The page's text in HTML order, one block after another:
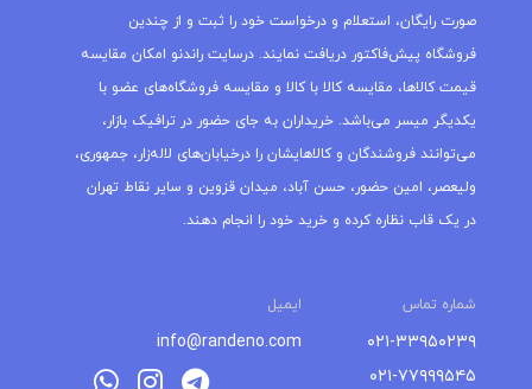
صورت رایگان، استعلام و درخواست خود را ثبت و از چندین
فروشگاه پیش‌فاکتور دریافت نمایند. درسایت راندنو امکان مقایسه
قیمت کالاها، مقایسه کالا با کالا و مقایسه فروشگاه‌های عضو با
یکدیگر میسر می‌باشد. خریداران به جای حضور در ترافیک بازار،
می‌توانند فروشندگان و کالاهایشان را درخیابان‌های لاله‌زار، جمهوری،
ولیعصر، امین حضور، حسن آباد، میدان قزوین و سایر نقاط تهران
در یک قاب نظاره کرده و خرید خود را انجام دهند.
شماره تماس ایمیل
۰۲۱-۳۳۹۵۰۲۳۹
۰۲۱-۷۷۹۹۹۵۴۵
info@randeno.com